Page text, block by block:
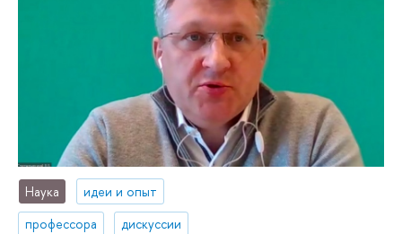
Наука
идеи и опыт
профессора
дискуссии